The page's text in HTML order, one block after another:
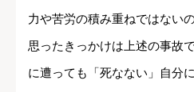
力や苦労の積み重ねではない
思ったきっかけは上述の事故
に遭っても「死なない」自分